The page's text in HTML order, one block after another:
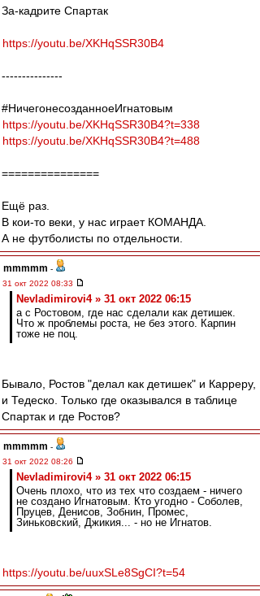
За-кадрите Спартак
https://youtu.be/XKHqSSR30B4
---------------
#НичегонесозданноеИгнатовым
https://youtu.be/XKHqSSR30B4?t=338
https://youtu.be/XKHqSSR30B4?t=488
===============
Ещё раз.
В кои-то веки, у нас играет КОМАНДА.
А не футболисты по отдельности.
mmmmm -
31 окт 2022 08:33
Nevladimirovi4 » 31 окт 2022 06:15
а с Ростовом, где нас сделали как детишек.
Что ж проблемы роста, не без этого. Карпин
тоже не поц.
Бывало, Ростов "делал как детишек" и Карреру,
и Тедеско. Только где оказывался в таблице
Спартак и где Ростов?
mmmmm -
31 окт 2022 08:26
Nevladimirovi4 » 31 окт 2022 06:15
Очень плохо, что из тех что создаем - ничего
не создано Игнатовым. Кто угодно - Соболев,
Пруцев, Денисов, Зобнин, Промес,
Зиньковский, Джикия... - но не Игнатов.
https://youtu.be/uuxSLe8SgCI?t=54